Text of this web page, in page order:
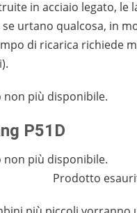
in acciaio legato,
urtano qualcosa, in
di ricarica richiede
più disponibile.
P51D
più disponibile.
Prodotto